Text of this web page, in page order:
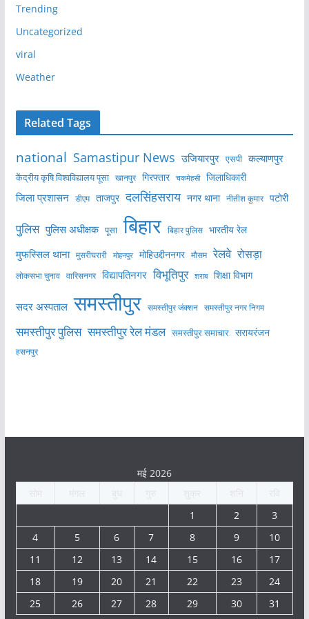
Trending
Uncategorized
viral
Weather
Related Tags
national Samastipur News उजियारपुर एसपी कल्याणपुर
केंद्रीय कृषि विश्वविद्यालय पूसा खानपुर गिरफ्तार चकमेहसी जिलाधिकारी
जिला प्रशासन डीएम ताजपुर दलसिंहसराय नगर थाना नीतीश कुमार पटोरी
पुलिस पुलिस अधीक्षक पूसा बिहार बिहार पुलिस भारतीय रेल
मुफस्सिल थाना मुसरीघरारी मोहनपुर मोहिउद्दीननगर मौसम रेलवे रोसड़ा
लोकसभा चुनाव वारिसनगर विद्यापतिनगर विभूतिपुर शराब शिक्षा विभाग
सदर अस्पताल समस्तीपुर समस्तीपुर जंक्शन समस्तीपुर नगर निगम
समस्तीपुर पुलिस समस्तीपुर रेल मंडल समस्तीपुर समाचार सरायरंजन
हसनपुर
मई 2026
1
2
3
4
5 6 7 8 9
10
11
12 13 14 15 16
17
18
19 20 21 22 23
24
25
26 27 28 29 30 31